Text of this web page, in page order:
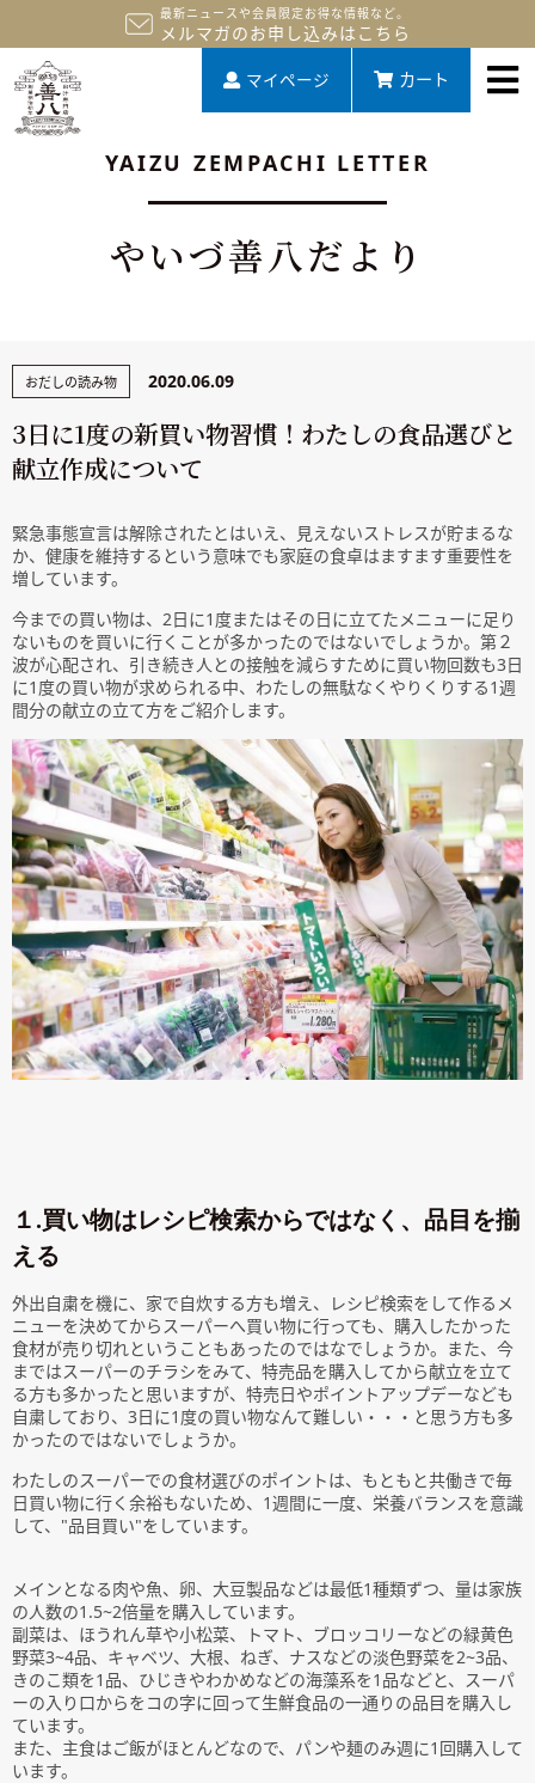
最新ニュースや会員限定お得な情報など。
メルマガのお申し込みはこちら
マイページ カート
YAIZU ZEMPACHI LETTER
やいづ善八だより
おだしの読み物 2020.06.09
3日に1度の新買い物習慣！わたしの食品選びと
献立作成について
緊急事態宣言は解除されたとはいえ、見えないストレスが貯まるな
か、健康を維持するという意味でも家庭の食卓はますます重要性を
増しています。
今までの買い物は、2日に1度またはその日に立てたメニューに足り
ないものを買いに行くことが多かったのではないでしょうか。第２
波が心配され、引き続き人との接触を減らすために買い物回数も3日
に1度の買い物が求められる中、わたしの無駄なくやりくりする1週
間分の献立の立て方をご紹介します。
１.買い物はレシピ検索からではなく、品目を揃
える
外出自粛を機に、家で自炊する方も増え、レシピ検索をして作るメ
ニューを決めてからスーパーへ買い物に行っても、購入したかった
食材が売り切れということもあったのではなでしょうか。また、今
まではスーパーのチラシをみて、特売品を購入してから献立を立て
る方も多かったと思いますが、特売日やポイントアップデーなども
自粛しており、3日に1度の買い物なんて難しい・・・と思う方も多
かったのではないでしょうか。
わたしのスーパーでの食材選びのポイントは、もともと共働きで毎
日買い物に行く余裕もないため、1週間に一度、栄養バランスを意識
して、"品目買い"をしています。
メインとなる肉や魚、卵、大豆製品などは最低1種類ずつ、量は家族
の人数の1.5~2倍量を購入しています。
副菜は、ほうれん草や小松菜、トマト、ブロッコリーなどの緑黄色
野菜3~4品、キャベツ、大根、ねぎ、ナスなどの淡色野菜を2~3品、
きのこ類を1品、ひじきやわかめなどの海藻系を1品などと、スーパ
ーの入り口からをコの字に回って生鮮食品の一通りの品目を購入し
ています。
また、主食はご飯がほとんどなので、パンや麺のみ週に1回購入して
います。